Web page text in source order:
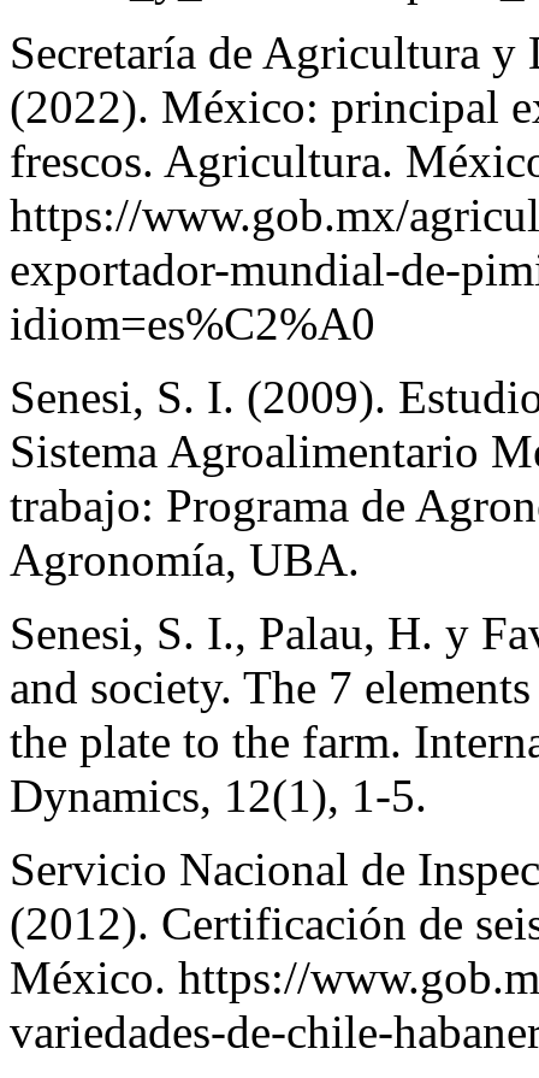
Secretaría de Agricultura
(2022). México: principal
frescos. Agricultura.
https://www.gob.mx/
exportador-mundial-de-
idiom=es%C2%A0
Senesi, S. I. (2009).
Sistema Agroalimentario
trabajo: Programa de
Agronomía, UBA.
Senesi, S. I., Palau, H. y
and society. The 7
the plate to the farm.
Dynamics, 12(1), 1-5.
Servicio Nacional de
(2012). Certificación de
México. https://
variedades-de-chile-